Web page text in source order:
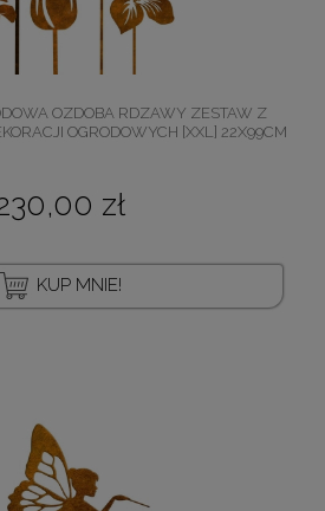
OZDOBA RDZAWY ZESTAW Z
OGRODOWYCH [XXL] 22X99CM
zł
KUP MNIE!